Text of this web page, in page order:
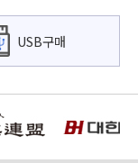
USB구매